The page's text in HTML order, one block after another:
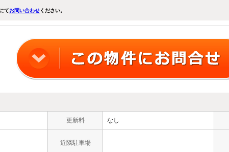
てお問い合わせください。
更新料 なし
近隣駐車場